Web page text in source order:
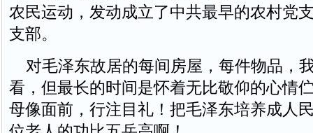
农民运动，发动成立了中共最早的农村
支部。
对毛泽东故居的每间房屋，每件物品，
看，但最长的时间是怀着无比敬仰的心情
母像面前，行注目礼！把毛泽东培养成人